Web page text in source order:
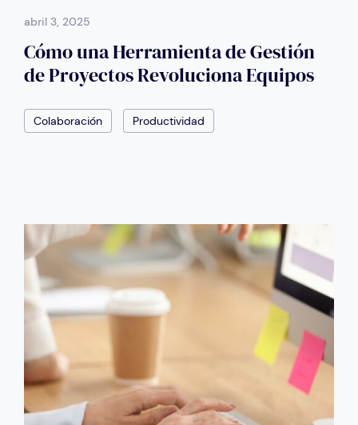
abril 3, 2025
Cómo una Herramienta de Gestión
de Proyectos Revoluciona Equipos
Colaboración Productividad